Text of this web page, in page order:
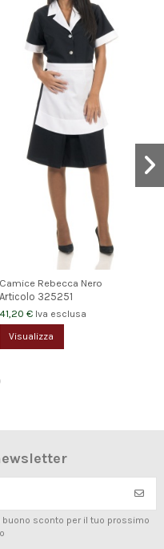
Camice Rebecca Nero
Articolo 325251
41,20 € Iva esclusa
Visualizza
sconto per il tuo prossimo